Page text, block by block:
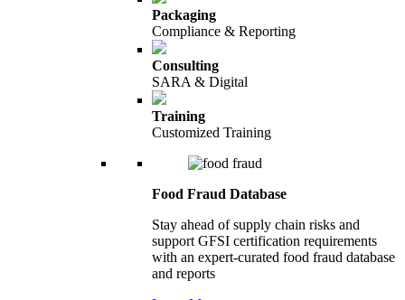
Packaging
Compliance & Reporting
Consulting
SARA & Digital
Training
Customized Training
Food Fraud Database
Stay ahead of supply chain risks and
support GFSI certification requirements
with an expert-curated food fraud database
and reports